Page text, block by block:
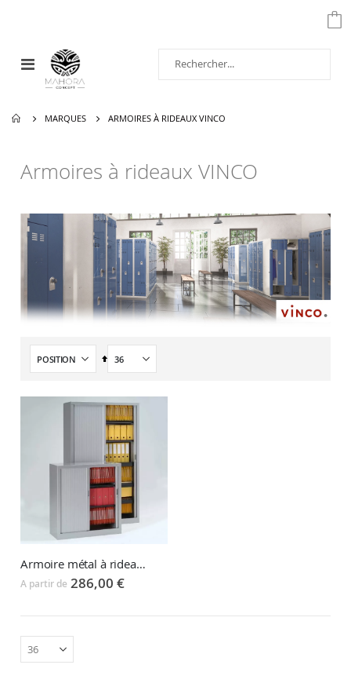
Affichage
navigation
MARQUES ARMOIRES À RIDEAUX VINCO
Armoires à rideaux VINCO
Par
ordre
Armoire métal à rideaux GENERIC
A partir de 286,00 €